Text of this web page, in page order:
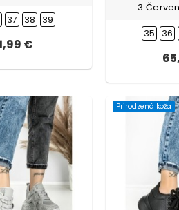
37 38 39
€
3
35 36
Prirodzená koža